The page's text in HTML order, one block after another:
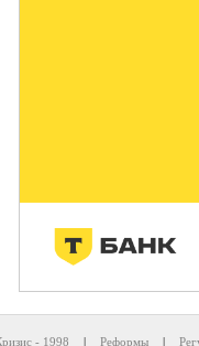
- 1998 | Реформы |